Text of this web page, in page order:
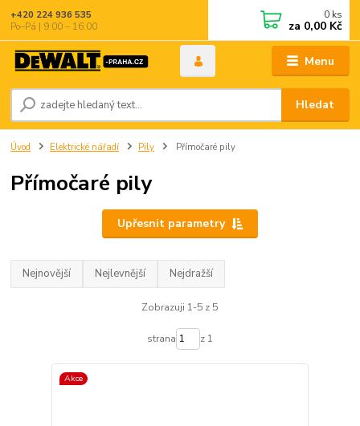
Menu
Hledat
+420 224 936 535
Po–Pá | 9:00 – 16:00
0 ks
za 0,00 Kč
Úvod Elektrické nářadí Pily Přímočaré pily
Přímočaré pily
Upřesnit parametry
Nejnovější Nejlevnější Nejdražší
Zobrazuji 1-5 z 5
strana z 1
Akce